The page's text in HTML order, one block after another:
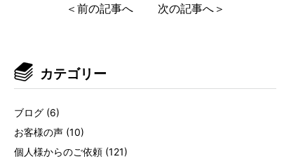
＜前の記事へ 次の記事へ＞
カテゴリー
ブログ (6)
お客様の声 (10)
個人様からのご依頼 (121)